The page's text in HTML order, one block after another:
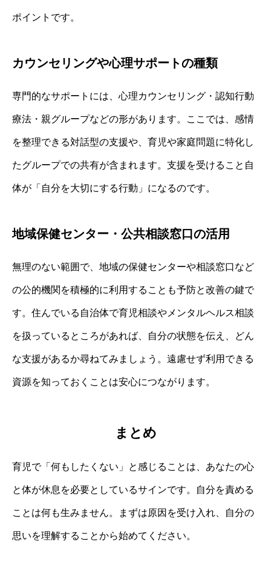
ポイントです。
カウンセリングや心理サポートの種類
専門的なサポートには、心理カウンセリング・認知行動
療法・親グループなどの形があります。ここでは、感情
を整理できる対話型の支援や、育児や家庭問題に特化し
たグループでの共有が含まれます。支援を受けること自
体が「自分を大切にする行動」になるのです。
地域保健センター・公共相談窓口の活用
無理のない範囲で、地域の保健センターや相談窓口など
の公的機関を積極的に利用することも予防と改善の鍵で
す。住んでいる自治体で育児相談やメンタルヘルス相談
を扱っているところがあれば、自分の状態を伝え、どん
な支援があるか尋ねてみましょう。遠慮せず利用できる
資源を知っておくことは安心につながります。
まとめ
育児で「何もしたくない」と感じることは、あなたの心
と体が休息を必要としているサインです。自分を責める
ことは何も生みません。まずは原因を受け入れ、自分の
思いを理解することから始めてください。